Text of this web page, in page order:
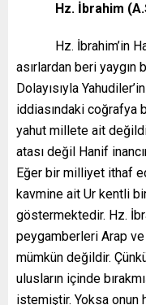
Hz. İbrahim
Hz. İbrahim’in
asırlardan beri yaygın
Dolayısıyla
iddiasındaki coğrafya
yahut millete ait
atası değil Hanif
Eğer bir milliyet ithaf
kavmine ait Ur kentli bir
göstermektedir. Hz.
peygamberleri Arap
mümkün değildir.
ulusların içinde
istemiştir. Yoksa onun